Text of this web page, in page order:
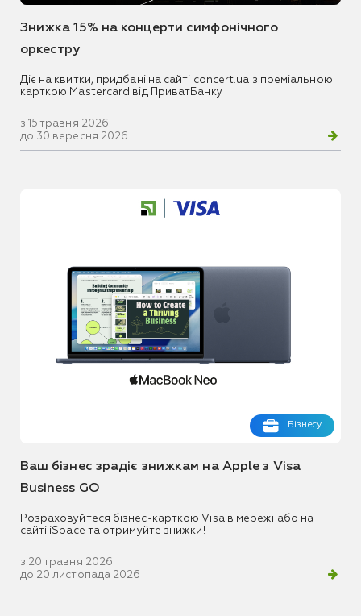
Знижка 15% на концерти симфонічного
оркестру
Діє на квитки, придбані на сайті concert.ua з преміальною
карткою Mastercard від ПриватБанку
з 15 травня 2026
до 30 вересня 2026
Бізнесу
Ваш бізнес зрадіє знижкам на Apple з Visa
Business GO
Розраховуйтеся бізнес-карткою Visa в мережі або на
сайті iSpace та отримуйте знижки!
з 20 травня 2026
до 20 листопада 2026